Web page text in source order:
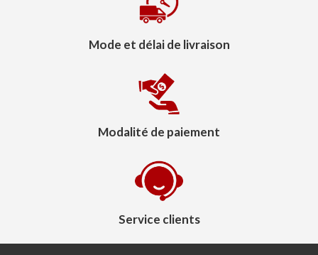
Mode et délai de livraison
Modalité de paiement
Service clients